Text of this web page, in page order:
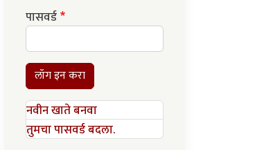
पासवर्ड
लॉग इन करा
नवीन खाते बनवा
तुमचा पासवर्ड बदला.